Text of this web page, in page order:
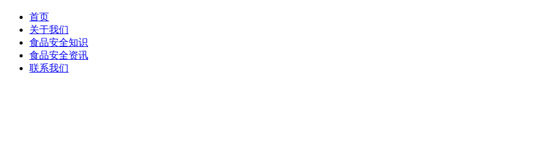
首页
关于我们
食品安全知识
食品安全资讯
联系我们